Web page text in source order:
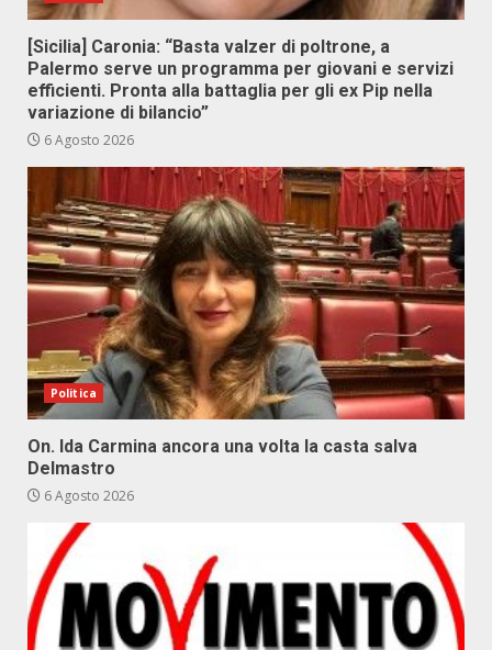
[Sicilia] Caronia: “Basta valzer di poltrone, a
Palermo serve un programma per giovani e servizi
efficienti. Pronta alla battaglia per gli ex Pip nella
variazione di bilancio”
6 Agosto 2026
Politica
On. Ida Carmina ancora una volta la casta salva
Delmastro
6 Agosto 2026